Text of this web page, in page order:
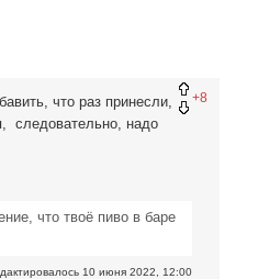
+8
что раз принесли,
следовательно, надо
что твоё пиво в баре
10 июня 2022, 12:00